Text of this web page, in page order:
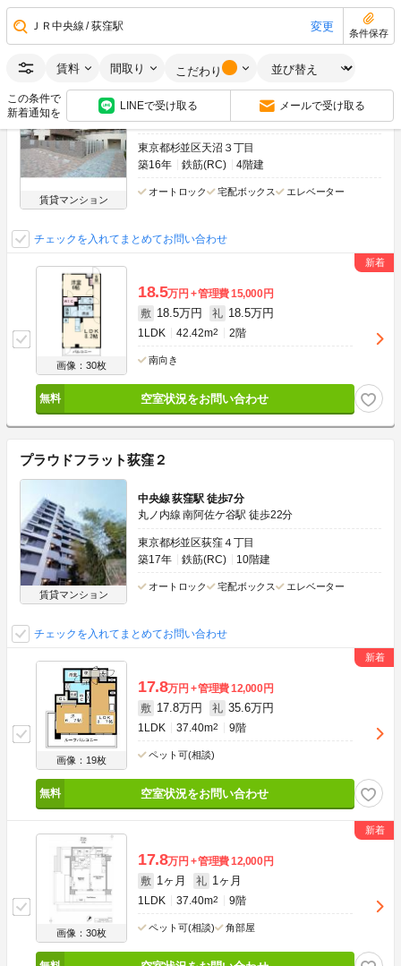
ＪＲ中央線 荻窪駅 変更
条件保存
賃料 間取り こだわり
この条件で
新着通知を
LINEで受け取る メールで受け取る
プラムガーデン関根
賃貸マンション
中央線 荻窪駅 徒歩6分
丸ノ内線 荻窪駅 徒歩6分
東京都杉並区天沼３丁目
築16年
鉄筋(RC) 4階建
オートロック 宅配ボックス エレベーター
チェックを入れてまとめてお問い合わせ
画像：30枚
18.5万円 管理費15,000円
敷 18.5万円 礼 18.5万円
1LDK 42.42m2 2階
南向き
空室状況をお問い合わせ
プラウドフラット荻窪２
賃貸マンション
中央線 荻窪駅 徒歩7分
丸ノ内線 南阿佐ケ谷駅 徒歩22分
東京都杉並区荻窪４丁目
築17年
鉄筋(RC) 10階建
オートロック 宅配ボックス エレベーター
チェックを入れてまとめてお問い合わせ
画像：19枚
17.8万円 管理費12,000円
敷 17.8万円 礼 35.6万円
1LDK 37.40m2 9階
ペット可(相談)
空室状況をお問い合わせ
画像：30枚
17.8万円 管理費12,000円
敷 1ヶ月 礼 1ヶ月
1LDK 37.40m2 9階
ペット可(相談) 角部屋